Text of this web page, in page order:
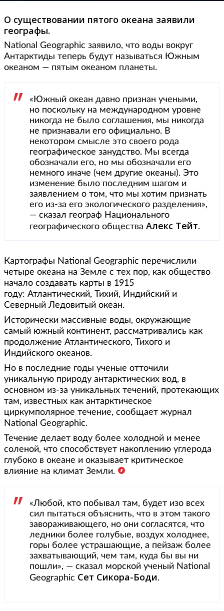
О существовании пятого океана заявили
географы.
National Geographic заявило, что воды вокруг
Антарктиды теперь будут называться Южным
океаном — пятым океаном планеты.
«Южный океан давно признан учеными,
но поскольку на международном уровне
никогда не было соглашения, мы никогда
не признавали его официально. В
некотором смысле это своего рода
географическое занудство. Мы всегда
обозначали его, но мы обозначали его
немного иначе (чем другие океаны). Это
изменение было последним шагом и
заявлением о том, что мы хотим признать
его из-за его экологического разделения»,
— сказал географ Национального
географического общества Алекс Тейт.
Картографы National Geographic перечислили
четыре океана на Земле с тех пор, как общество
начало создавать карты в 1915
году: Атлантический, Тихий, Индийский и
Северный Ледовитый океан.
Исторически массивные воды, окружающие
самый южный континент, рассматривались как
продолжение Атлантического, Тихого и
Индийского океанов.
Но в последние годы ученые отточили
уникальную природу антарктических вод, в
основном из-за уникальных течений, протекающих
там, известных как антарктическое
циркумполярное течение, сообщает журнал
National Geographic.
Течение делает воду более холодной и менее
соленой, что способствует накоплению углерода
глубоко в океане и оказывает критическое
влияние на климат Земли.
«Любой, кто побывал там, будет изо всех
сил пытаться объяснить, что в этом такого
завораживающего, но они согласятся, что
ледники более голубые, воздух холоднее,
горы более устрашающие, а пейзаж более
захватывающий, чем там, куда бы вы ни
пошли», — сказал морской ученый National
Geographic Сет Сикора-Боди.